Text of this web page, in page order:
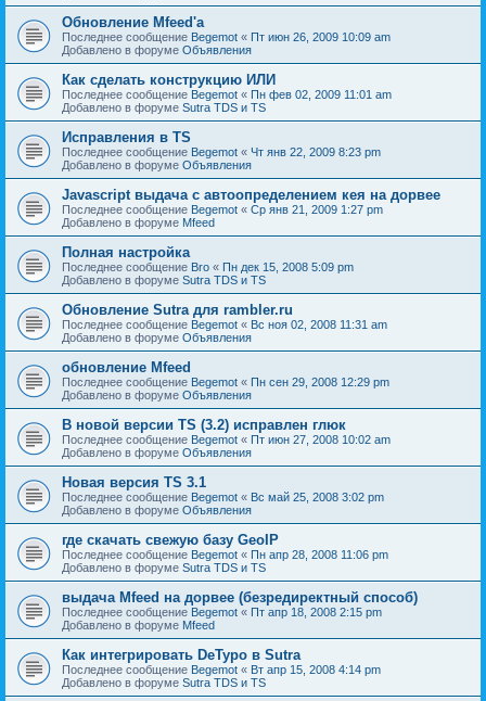
Обновление Mfeed'а
Последнее сообщение Begemot « Пт июн 26, 2009 10:09 am
Добавлено в форуме Объявления
Как сделать конструкцию ИЛИ
Последнее сообщение Begemot « Пн фев 02, 2009 11:01 am
Добавлено в форуме Sutra TDS и TS
Исправления в TS
Последнее сообщение Begemot « Чт янв 22, 2009 8:23 pm
Добавлено в форуме Объявления
Javascript выдача с автоопределением кея на дорвее
Последнее сообщение Begemot « Ср янв 21, 2009 1:27 pm
Добавлено в форуме Mfeed
Полная настройка
Последнее сообщение Bro « Пн дек 15, 2008 5:09 pm
Добавлено в форуме Sutra TDS и TS
Обновление Sutra для rambler.ru
Последнее сообщение Begemot « Вс ноя 02, 2008 11:31 am
Добавлено в форуме Объявления
обновление Mfeed
Последнее сообщение Begemot « Пн сен 29, 2008 12:29 pm
Добавлено в форуме Объявления
В новой версии TS (3.2) исправлен глюк
Последнее сообщение Begemot « Пт июн 27, 2008 10:02 am
Добавлено в форуме Объявления
Новая версия TS 3.1
Последнее сообщение Begemot « Вс май 25, 2008 3:02 pm
Добавлено в форуме Объявления
где скачать свежую базу GeoIP
Последнее сообщение Begemot « Пн апр 28, 2008 11:06 pm
Добавлено в форуме Sutra TDS и TS
выдача Mfeed на дорвее (безредиректный способ)
Последнее сообщение Begemot « Пт апр 18, 2008 2:15 pm
Добавлено в форуме Mfeed
Как интегрировать DeTypo в Sutra
Последнее сообщение Begemot « Вт апр 15, 2008 4:14 pm
Добавлено в форуме Sutra TDS и TS